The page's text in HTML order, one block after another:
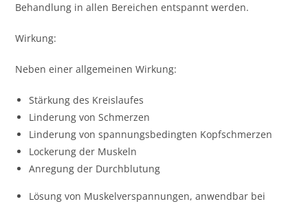
Behandlung in allen Bereichen entspannt werden.
Wirkung:
Neben einer allgemeinen Wirkung:
Stärkung des Kreislaufes
Linderung von Schmerzen
Linderung von spannungsbedingten Kopfschmerzen
Lockerung der Muskeln
Anregung der Durchblutung
Lösung von Muskelverspannungen, anwendbar bei